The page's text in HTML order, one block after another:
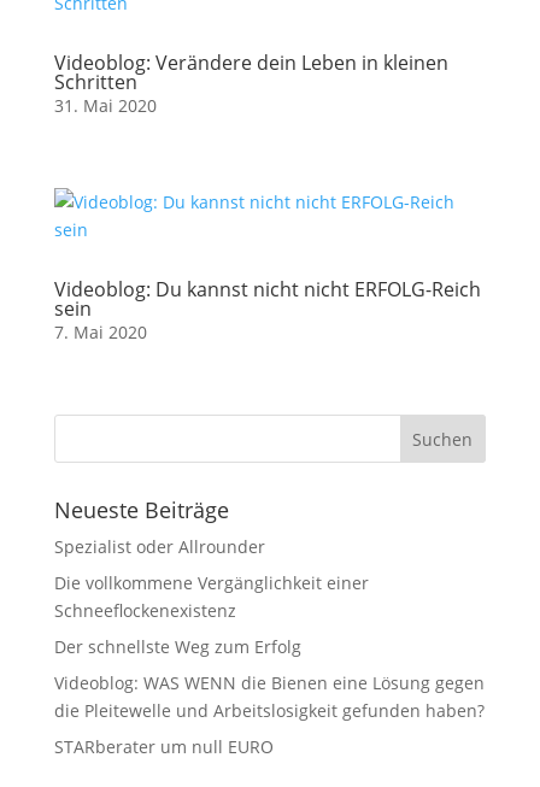
Videoblog: Verändere dein Leben in kleinen
Schritten
31. Mai 2020
Videoblog: Du kannst nicht nicht ERFOLG-Reich
sein
7. Mai 2020
Neueste Beiträge
Spezialist oder Allrounder
Die vollkommene Vergänglichkeit einer
Schneeflockenexistenz
Der schnellste Weg zum Erfolg
Videoblog: WAS WENN die Bienen eine Lösung gegen
die Pleitewelle und Arbeitslosigkeit gefunden haben?
STARberater um null EURO